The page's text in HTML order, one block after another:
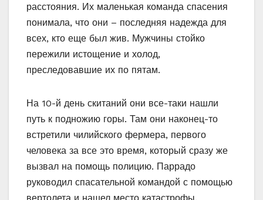
расстояния. Их маленькая команда спасения
понимала, что они – последняя надежда для
всех, кто еще был жив. Мужчины стойко
пережили истощение и холод,
преследовавшие их по пятам.
На 10-й день скитаний они все-таки нашли
путь к подножию горы. Там они наконец-то
встретили чилийского фермера, первого
человека за все это время, который сразу же
вызвал на помощь полицию. Паррадо
руководил спасательной командой с помощью
вертолета и нашел место катастрофы.